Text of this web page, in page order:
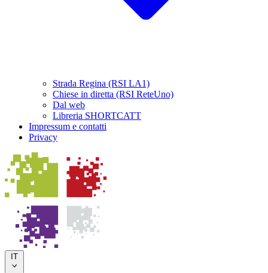
Strada Regina (RSI LA1)
Chiese in diretta (RSI ReteUno)
Dal web
Libreria SHORTCATT
Impressum e contatti
Privacy
IT